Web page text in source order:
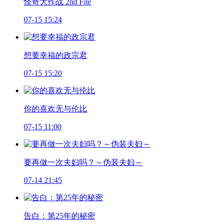
怪奇大作战 2nd File
07-15 15:24
想要幸福的政宗君
07-15 15:20
你的喜欢无与伦比
07-15 11:00
要再做一次夫妇吗？～伪装夫妇～
07-14 21:45
告白：第25年的秘密